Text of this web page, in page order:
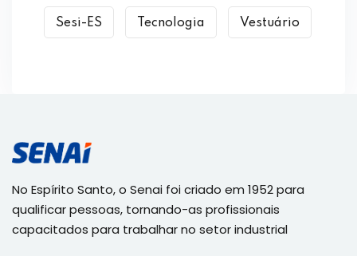
Sesi-ES Tecnologia Vestuário
No Espírito Santo, o Senai foi criado em 1952 para
qualificar pessoas, tornando-as profissionais
capacitados para trabalhar no setor industrial